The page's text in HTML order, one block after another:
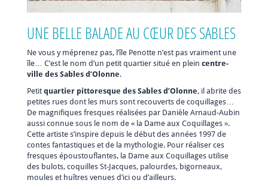
UNE BELLE BALADE AU CŒUR DES SABLES
Ne vous y méprenez pas, l’île Penotte n’est pas vraiment une
île… C’est le nom d’un petit quartier situé en plein centre-
ville des Sables d’Olonne.
Petit quartier pittoresque des Sables d’Olonne, il abrite des
petites rues dont les murs sont recouverts de coquillages…
De magnifiques fresques réalisées par Danièle Arnaud-Aubin
aussi connue sous le nom de « la Dame aux Coquillages ».
Cette artiste s’inspire depuis le début des années 1997 de
contes fantastiques et de la mythologie. Pour réaliser ces
fresques époustouflantes, la Dame aux Coquillages utilise
des bulots, coquilles St-Jacques, palourdes, bigorneaux,
moules et huîtres venues d’ici ou d’ailleurs.